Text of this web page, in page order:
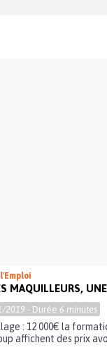
MAQUILLEURS,
2019 - Durée 6 minutes
: 12 000€ la
affichent des prix